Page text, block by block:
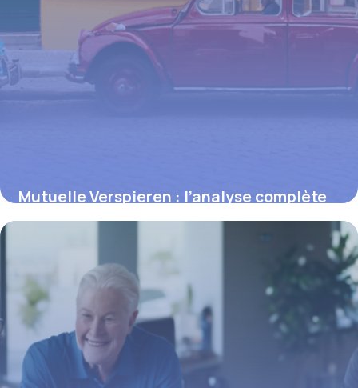
Mutuelle Verspieren : l’analyse complète
avant de s’engager